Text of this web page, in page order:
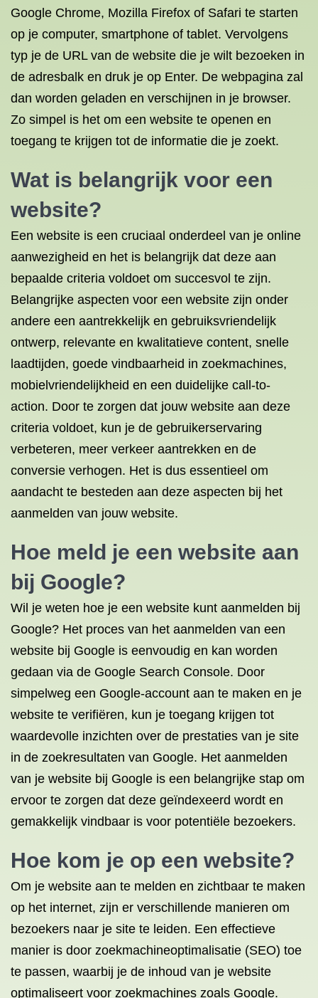
Google Chrome, Mozilla Firefox of Safari te starten
op je computer, smartphone of tablet. Vervolgens
typ je de URL van de website die je wilt bezoeken in
de adresbalk en druk je op Enter. De webpagina zal
dan worden geladen en verschijnen in je browser.
Zo simpel is het om een website te openen en
toegang te krijgen tot de informatie die je zoekt.
Wat is belangrijk voor een
website?
Een website is een cruciaal onderdeel van je online
aanwezigheid en het is belangrijk dat deze aan
bepaalde criteria voldoet om succesvol te zijn.
Belangrijke aspecten voor een website zijn onder
andere een aantrekkelijk en gebruiksvriendelijk
ontwerp, relevante en kwalitatieve content, snelle
laadtijden, goede vindbaarheid in zoekmachines,
mobielvriendelijkheid en een duidelijke call-to-
action. Door te zorgen dat jouw website aan deze
criteria voldoet, kun je de gebruikerservaring
verbeteren, meer verkeer aantrekken en de
conversie verhogen. Het is dus essentieel om
aandacht te besteden aan deze aspecten bij het
aanmelden van jouw website.
Hoe meld je een website aan
bij Google?
Wil je weten hoe je een website kunt aanmelden bij
Google? Het proces van het aanmelden van een
website bij Google is eenvoudig en kan worden
gedaan via de Google Search Console. Door
simpelweg een Google-account aan te maken en je
website te verifiëren, kun je toegang krijgen tot
waardevolle inzichten over de prestaties van je site
in de zoekresultaten van Google. Het aanmelden
van je website bij Google is een belangrijke stap om
ervoor te zorgen dat deze geïndexeerd wordt en
gemakkelijk vindbaar is voor potentiële bezoekers.
Hoe kom je op een website?
Om je website aan te melden en zichtbaar te maken
op het internet, zijn er verschillende manieren om
bezoekers naar je site te leiden. Een effectieve
manier is door zoekmachineoptimalisatie (SEO) toe
te passen, waarbij je de inhoud van je website
optimaliseert voor zoekmachines zoals Google.